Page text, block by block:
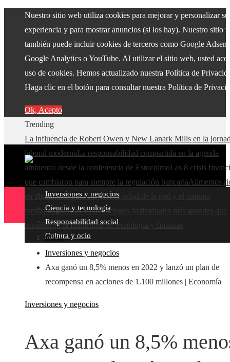
Nuestro sitio web utiliza cookies para mejorar y personalizar su
experiencia y para mostrar anuncios (si los hay). Nuestro sitio
también puede incluir cookies de terceros como Google
Google Analytics o YouTube. Al utilizar el sitio web, usted
uso de cookies. Hemos actualizado nuestra Política de
Haga clic en el botón para consultar nuestra Política de
Ok, Acepto
Trending
La influencia de Robert Owen y New Lanark Mills en la
laboral modernaLa responsabilidad compartida en la agenda
ambiental desde la conferencia de EstocolmoLas 8 crisis
que cambiaron para siempre la regulación bancariaAlimentos
en vitamina C para mejorar la salud de la piel y el sistema
inmunológicoLas 15 donaciones individuales más grandes que
impulsaron la filantropía en tecnología y finanzas
Inversiones y negocios
Ciencia y tecnología
Responsabilidad social
Cultura y ocio
Inicio
Inversiones y negocios
Axa ganó un 8,5% menos en 2022 y lanzó un plan de
recompensa en acciones de 1.100 millones | Economía
Inversiones y negocios
Axa ganó un 8,5%